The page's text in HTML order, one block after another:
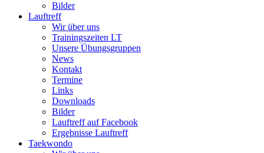
Bilder
Lauftreff
Wir über uns
Trainingszeiten LT
Unsere Übungsgruppen
News
Kontakt
Termine
Links
Downloads
Bilder
Lauftreff auf Facebook
Ergebnisse Lauftreff
Taekwondo